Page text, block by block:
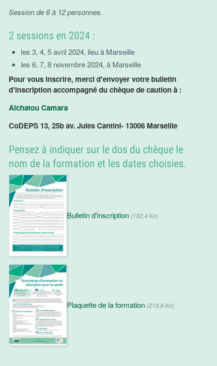
Session de 6 à 12 personnes.
2 sessions en 2024 :
les 3, 4, 5 avril 2024, lieu à Marseille
les 6, 7, 8 novembre 2024, à Marseille
Pour vous inscrire, merci d'envoyer votre bulletin
d'inscription accompagné du chèque de caution à :
Aïchatou Camara
CoDEPS 13, 25b av. Jules Cantini- 13006 Marseille
Pensez à indiquer sur le dos du chèque le
nom de la formation et les dates choisies.
Bulletin d'inscription (192.4 Ko)
Plaquette de la formation (218.8 Ko)